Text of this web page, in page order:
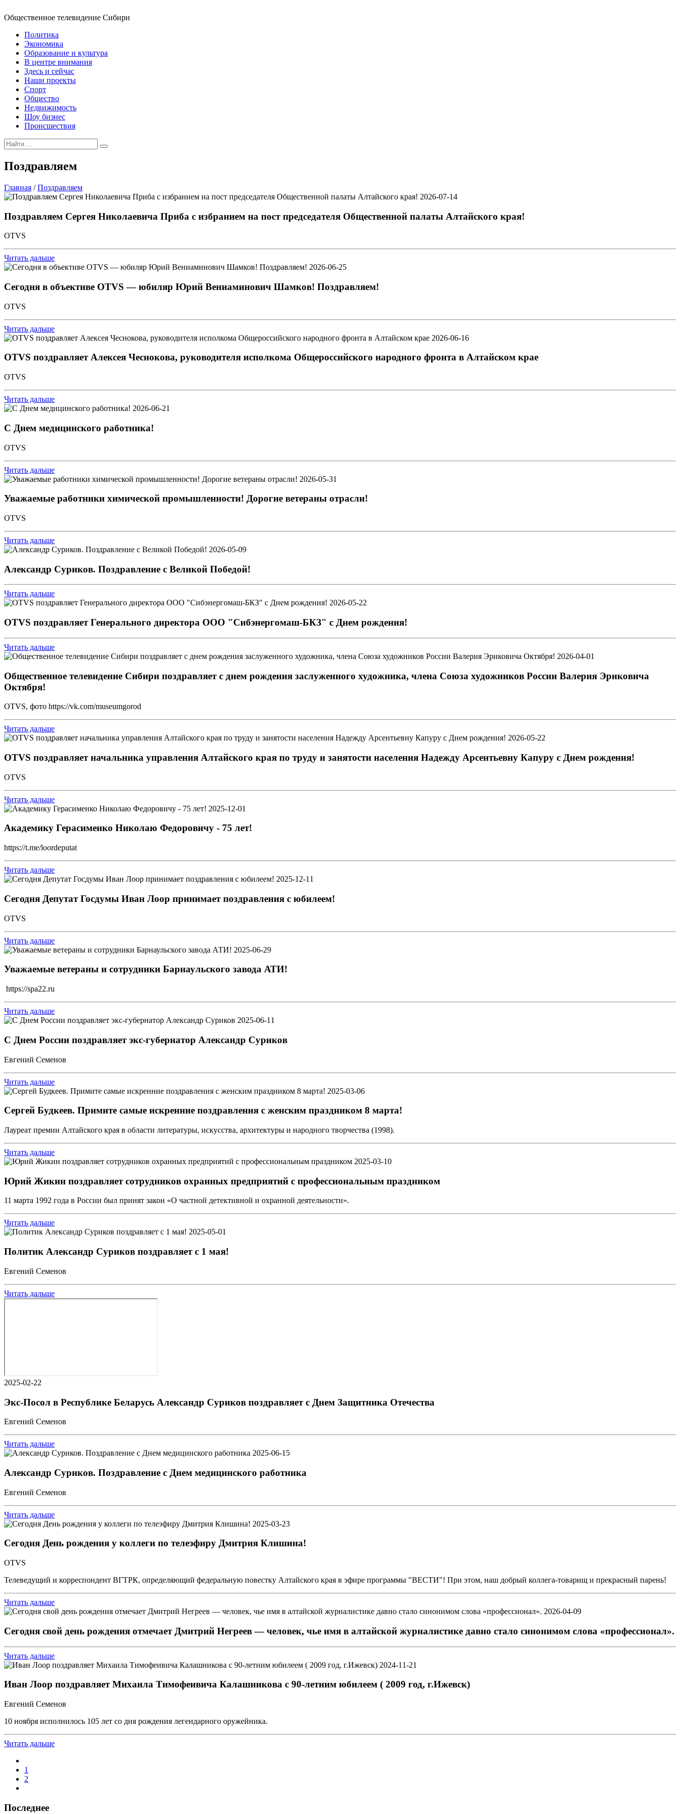
Общественное телевидение Сибири
Политика
Экономика
Образование и культура
В центре внимания
Здесь и сейчас
Наши проекты
Спорт
Общество
Недвижимость
Шоу бизнес
Происшествия
Поздравляем
Главная /Поздравляем
2026-07-14
Поздравляем Сергея Николаевича Приба с избранием на пост председателя Общественной палаты Алтайского края!
OTVS
Читать дальше
2026-06-25
Сегодня в объективе OTVS — юбиляр Юрий Вениаминович Шамков! Поздравляем!
OTVS
Читать дальше
2026-06-16
OTVS поздравляет Алексея Чеснокова, руководителя исполкома Общероссийского народного фронта в Алтайском крае
OTVS
Читать дальше
2026-06-21
С Днем медицинского работника!
OTVS
Читать дальше
2026-05-31
Уважаемые работники химической промышленности! Дорогие ветераны отрасли!
OTVS
Читать дальше
2026-05-09
Александр Суриков. Поздравление с Великой Победой!
Читать дальше
2026-05-22
OTVS поздравляет Генерального директора ООО "Сибэнергомаш-БКЗ" с Днем рождения!
Читать дальше
2026-04-01
Общественное телевидение Сибири поздравляет с днем рождения заслуженного художника, члена Союза художников России Валерия Эриковича
Октября!
OTVS, фото https://vk.com/museumgorod
Читать дальше
2026-05-22
OTVS поздравляет начальника управления Алтайского края по труду и занятости населения Надежду Арсентьевну Капуру с Днем рождения!
OTVS
Читать дальше
2025-12-01
Академику Герасименко Николаю Федоровичу - 75 лет!
https://t.me/loordeputat
Читать дальше
2025-12-11
Сегодня Депутат Госдумы Иван Лоор принимает поздравления с юбилеем!
OTVS
Читать дальше
2025-06-29
Уважаемые ветераны и сотрудники Барнаульского завода АТИ!
https://spa22.ru
Читать дальше
2025-06-11
С Днем России поздравляет экс-губернатор Александр Суриков
Евгений Семенов
Читать дальше
2025-03-06
Сергей Будкеев. Примите самые искренние поздравления с женским праздником 8 марта!
Лауреат премии Алтайского края в области литературы, искусства, архитектуры и народного творчества (1998).
Читать дальше
2025-03-10
Юрий Жикин поздравляет сотрудников охранных предприятий с профессиональным праздником
11 марта 1992 года в России был принят закон «О частной детективной и охранной деятельности».
Читать дальше
2025-05-01
Политик Александр Суриков поздравляет с 1 мая!
Евгений Семенов
Читать дальше
2025-02-22
Экс-Посол в Республике Беларусь Александр Суриков поздравляет с Днем Защитника Отечества
Евгений Семенов
Читать дальше
2025-06-15
Александр Суриков. Поздравление с Днем медицинского работника
Евгений Семенов
Читать дальше
2025-03-23
Сегодня День рождения у коллеги по телеэфиру Дмитрия Клишина!
OTVS
Телеведущий и корреспондент ВГТРК, определяющий федеральную повестку Алтайского края в эфире программы "ВЕСТИ"! При этом, наш добрый коллега-товарищ и прекрасный парень!
Читать дальше
2026-04-09
Сегодня свой день рождения отмечает Дмитрий Негреев — человек, чье имя в алтайской журналистике давно стало синонимом слова «профессионал».
Читать дальше
2024-11-21
Иван Лоор поздравляет Михаила Тимофеивича Калашникова с 90-летним юбилеем ( 2009 год, г.Ижевск)
Евгений Семенов
10 ноября исполнилось 105 лет со дня рождения легендарного оружейника.
Читать дальше
1
2
Последнее